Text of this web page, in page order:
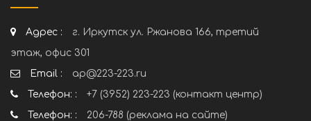
Адрес :
г. Иркутск ул. Ржанова 166, третий
этаж, офис 301
Email :
ap@223-223.ru
Телефон: :
+7 (3952) 223-223 (контакт центр)
Телефон: :
206-788 (реклама на сайте)